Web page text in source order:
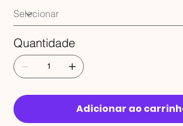
Quantidade
Adicionar ao